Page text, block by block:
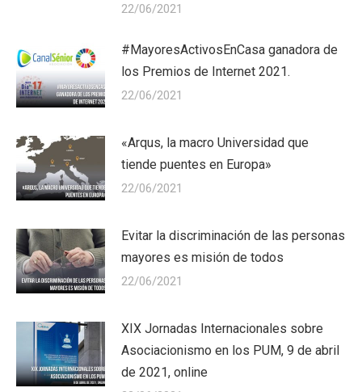
22/06/2021
#MayoresActivosEnCasa ganadora de
los Premios de Internet 2021.
22/06/2021
«Arqus, la macro Universidad que
tiende puentes en Europa»
22/06/2021
Evitar la discriminación de las personas
mayores es misión de todos
22/06/2021
XIX Jornadas Internacionales sobre
Asociacionismo en los PUM, 9 de abril
de 2021, online